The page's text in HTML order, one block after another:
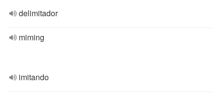
delimitador
miming
imitando